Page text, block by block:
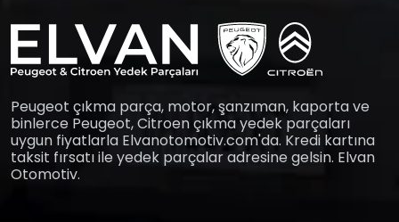
Peugeot çıkma parça, motor, şanzıman, kaporta ve
binlerce Peugeot, Citroen çıkma yedek parçaları
uygun fiyatlarla Elvanotomotiv.com'da. Kredi kartına
taksit fırsatı ile yedek parçalar adresine gelsin. Elvan
Otomotiv.